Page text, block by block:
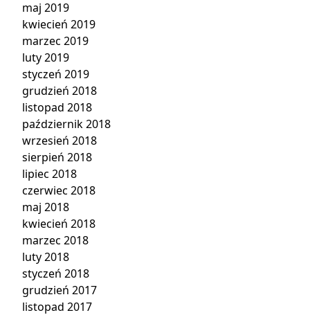
maj 2019
kwiecień 2019
marzec 2019
luty 2019
styczeń 2019
grudzień 2018
listopad 2018
październik 2018
wrzesień 2018
sierpień 2018
lipiec 2018
czerwiec 2018
maj 2018
kwiecień 2018
marzec 2018
luty 2018
styczeń 2018
grudzień 2017
listopad 2017